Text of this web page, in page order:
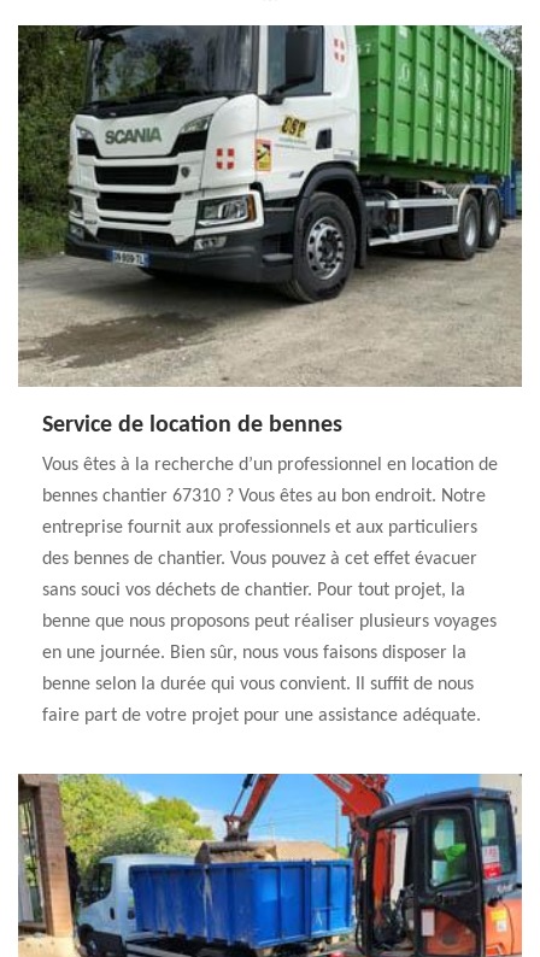
Service de location de bennes
Vous êtes à la recherche d’un professionnel en location de
bennes chantier 67310 ? Vous êtes au bon endroit. Notre
entreprise fournit aux professionnels et aux particuliers
des bennes de chantier. Vous pouvez à cet effet évacuer
sans souci vos déchets de chantier. Pour tout projet, la
benne que nous proposons peut réaliser plusieurs voyages
en une journée. Bien sûr, nous vous faisons disposer la
benne selon la durée qui vous convient. Il suffit de nous
faire part de votre projet pour une assistance adéquate.